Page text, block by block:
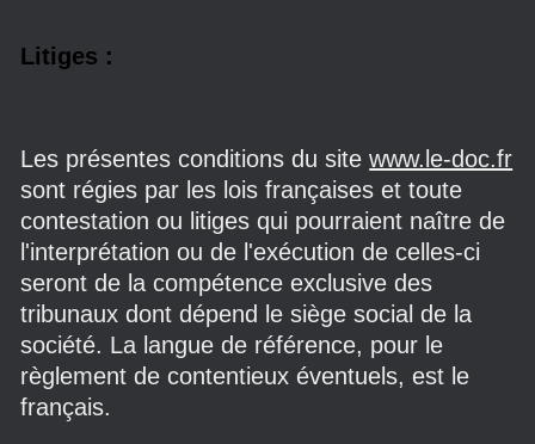
Litiges :
Les présentes conditions du sitewww.le-doc.fr
sont régies par les lois françaises et toute
contestation ou litiges qui pourraient naître de
l'interprétation ou de l'exécution de celles-ci
seront de la compétence exclusive des
tribunaux dont dépend le siège social de la
société. La langue de référence, pour le
règlement de contentieux éventuels, est le
français.